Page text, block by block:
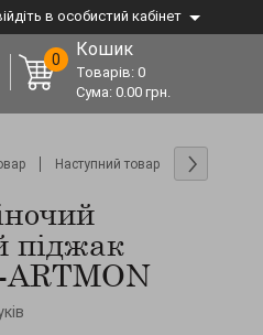
в особистий кабінет
0 Кошик
Товарів: 0
Сума: 0.00 грн.
Наступний товар
піджак
ARTMON